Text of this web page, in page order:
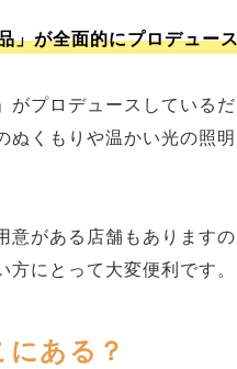
」が全面的にプロデュー
がプロデュースしている
ぬくもりや温かい光の照
意がある店舗もあります
にとって大変便利です。
ある？